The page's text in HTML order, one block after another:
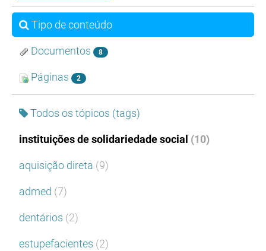
Tipo de conteúdo
Documentos 8
Páginas 2
Todos os tópicos (tags)
instituições de solidariedade social (10)
aquisição direta (9)
admed (7)
dentários (2)
estupefacientes (2)